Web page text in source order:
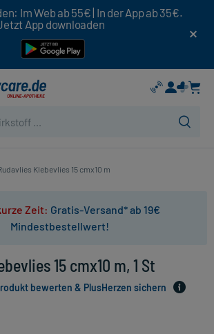
Im Web ab 55€ | In der App ab 35€.
App downloaden
Klebevlies 15 cmx10 m
Zeit: Gratis-Versand* ab 19€
Mindestbestellwert!
15 cmx10 m, 1 St
bewerten & PlusHerzen sichern